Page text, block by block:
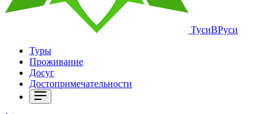
ТусиВРуси
Туры
Проживание
Досуг
Достопримечательности